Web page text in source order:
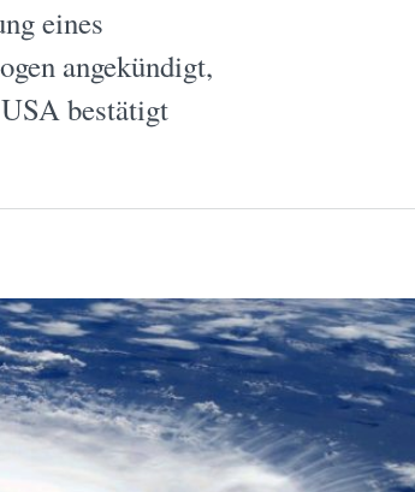
eines
angekündigt,
bestätigt